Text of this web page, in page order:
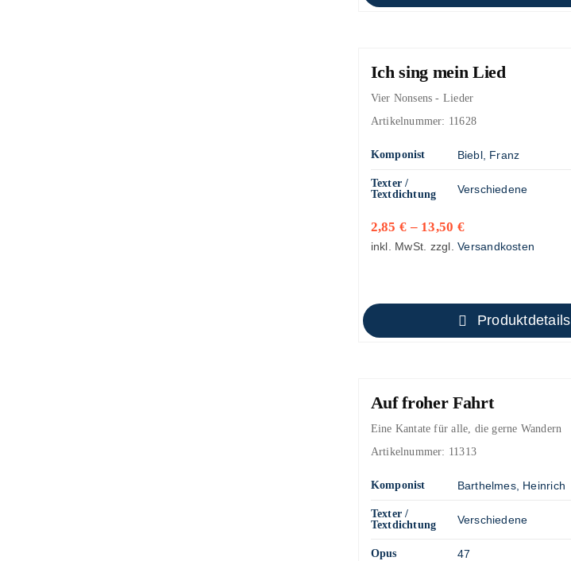
Ich sing mein Lied
Vier Nonsens - Lieder
Artikelnummer: 11628
Komponist Biebl, Franz
Texter /
Textdichtung
Verschiedene
2,85€ – 13,50 €
inkl. MwSt. zzgl.Versandkosten
Produktdetails
Auf froher Fahrt
Eine Kantate für alle, die gerne Wandern
Artikelnummer: 11313
Komponist Barthelmes, Heinrich
Texter /
Textdichtung
Verschiedene
Opus 47